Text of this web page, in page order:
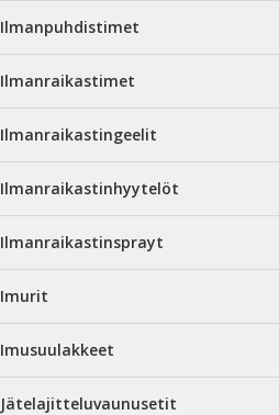
Ilmanpuhdistimet
Ilmanraikastimet
Ilmanraikastingeelit
Ilmanraikastinhyytelöt
Ilmanraikastinsprayt
Imurit
Imusuulakkeet
Jätelajitteluvaunusetit